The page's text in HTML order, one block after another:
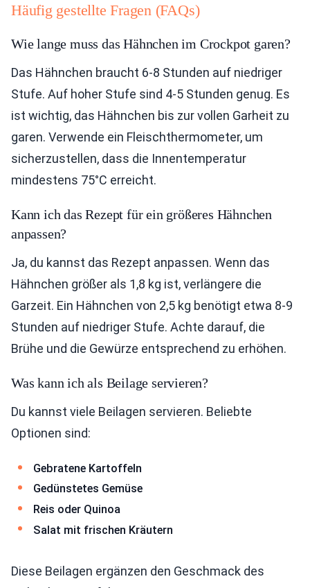
Häufig gestellte Fragen (FAQs)
Wie lange muss das Hähnchen im Crockpot garen?
Das Hähnchen braucht 6-8 Stunden auf niedriger
Stufe. Auf hoher Stufe sind 4-5 Stunden genug. Es
ist wichtig, das Hähnchen bis zur vollen Garheit zu
garen. Verwende ein Fleischthermometer, um
sicherzustellen, dass die Innentemperatur
mindestens 75°C erreicht.
Kann ich das Rezept für ein größeres Hähnchen
anpassen?
Ja, du kannst das Rezept anpassen. Wenn das
Hähnchen größer als 1,8 kg ist, verlängere die
Garzeit. Ein Hähnchen von 2,5 kg benötigt etwa 8-9
Stunden auf niedriger Stufe. Achte darauf, die
Brühe und die Gewürze entsprechend zu erhöhen.
Was kann ich als Beilage servieren?
Du kannst viele Beilagen servieren. Beliebte
Optionen sind:
Gebratene Kartoffeln
Gedünstetes Gemüse
Reis oder Quinoa
Salat mit frischen Kräutern
Diese Beilagen ergänzen den Geschmack des